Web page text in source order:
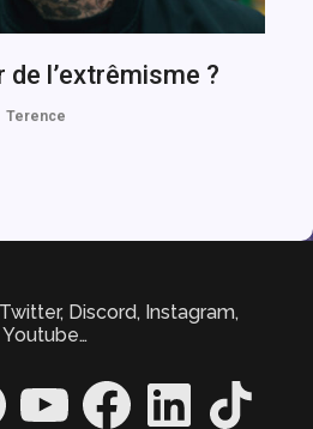
de l’extrêmisme ?
Terence
Discord, Instagram,
Youtube…
YouTube FacebookLinkedIn TikTok